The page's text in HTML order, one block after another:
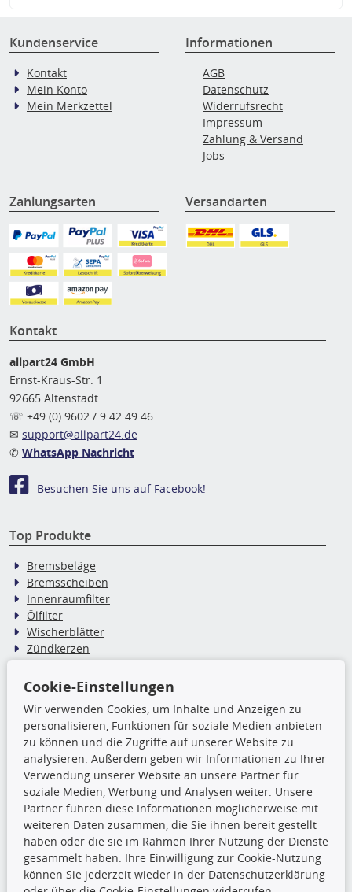
Kundenservice
Kontakt
Mein Konto
Mein Merkzettel
Informationen
AGB
Datenschutz
Widerrufsrecht
Impressum
Zahlung & Versand
Jobs
Zahlungsarten Versandarten
Kontakt
allpart24 GmbH
Ernst-Kraus-Str. 1
92665 Altenstadt
☏ +49 (0) 9602 / 9 42 49 46
✉ support@allpart24.de
✆ WhatsApp Nachricht
Besuchen Sie uns auf Facebook!
Top Produkte
Bremsbeläge
Bremsscheiben
Innenraumfilter
Ölfilter
Wischerblätter
Zündkerzen
TecDoc Inside
Die hier angezeigten Daten,
insbesondere die gesamte Datenbank,
dürfen nicht kopiert werden. Es ist zu
unterlassen, die Daten oder die gesamte Datenbank ohne
vorherige Zustimmung TecDocs zu vervielfältigen, zu
verbreiten und/oder diese Handlungen durch Dritte ausführen
zu lassen. Ein Zuwiderhandeln stellt eine
Urheberrechtsverletzung dar und wird verfolgt.
Ronny’s Newsletter
Cookie-Einstellungen
Wir verwenden Cookies, um Inhalte und Anzeigen zu
personalisieren, Funktionen für soziale Medien anbieten
zu können und die Zugriffe auf unserer Website zu
analysieren. Außerdem geben wir Informationen zu Ihrer
Verwendung unserer Website an unsere Partner für
soziale Medien, Werbung und Analysen weiter. Unsere
Partner führen diese Informationen möglicherweise mit
weiteren Daten zusammen, die Sie ihnen bereit gestellt
haben oder die sie im Rahmen Ihrer Nutzung der Dienste
gesammelt haben. Ihre Einwilligung zur Cookie-Nutzung
können Sie jederzeit wieder in der Datenschutzerklärung